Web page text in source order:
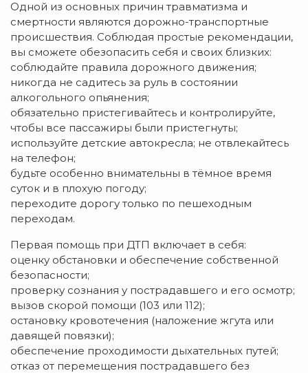
Одной из основных причин травматизма и
смертности являются дорожно-транспортные
происшествия. Соблюдая простые рекомендации,
вы сможете обезопасить себя и своих близких:
соблюдайте правила дорожного движения;
никогда не садитесь за руль в состоянии
алкогольного опьянения;
обязательно пристегивайтесь и контролируйте,
чтобы все пассажиры были пристегнуты;
используйте детские автокресла; не отвлекайтесь
на телефон;
будьте особенно внимательны в тёмное время
суток и в плохую погоду;
переходите дорогу только по пешеходным
переходам.
Первая помощь при ДТП включает в себя:
оценку обстановки и обеспечение собственной
безопасности;
проверку сознания у пострадавшего и его осмотр;
вызов скорой помощи (103 или 112);
остановку кровотечения (наложение жгута или
давящей повязки);
обеспечение проходимости дыхательных путей;
отказ от перемещения пострадавшего без